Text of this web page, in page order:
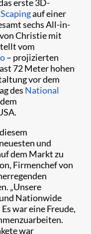
erste 3D-
auf einer
sechs All-in-
Christie mit
vom
– projizierten
72 Meter hohen
vor dem
des National
und
dem Markt zu
Firmenchef von
„Unsere
Nationwide
war eine Freude,
war